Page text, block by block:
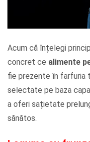
Acum că înțelegi
concret ce alimente
fie prezente în farfuria
selectate pe baza
a oferi sațietate
sănătos.